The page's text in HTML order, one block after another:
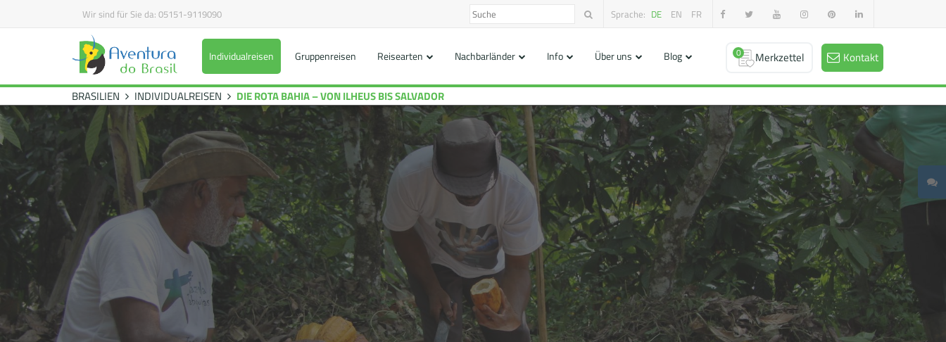
Wir sind für Sie da: 05151-9119090 Sprache: DE EN FR
Individualreisen Gruppenreisen Reisearten Nachbarländer Info Über uns Blog Kontakt
0 Merkzettel
BRASILIEN INDIVIDUALREISEN DIE ROTA BAHIA – VON ILHEUS BIS SALVADOR